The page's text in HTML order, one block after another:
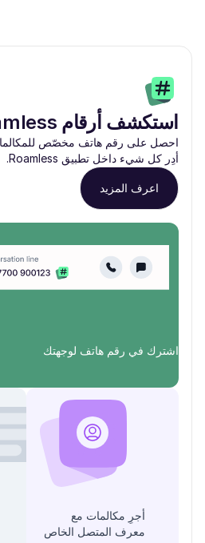
استكشف أرقام Roamless
احصل على رقم هاتف مخصّص للمكالمات
أدِر كل شيء داخل تطبيق Roamless.
اعرف المزيد
اشترك في رقم هاتف لوجهتك
أجرِ مكالمات مع
معرف المتصل الخاص